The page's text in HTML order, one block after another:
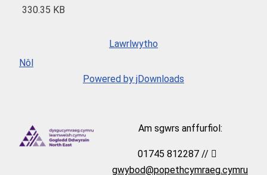
330.35 KB
Lawrlwytho
Nôl
Powered by jDownloads
Am sgwrs anffurfiol:
01745 812287 //
gwybod@popethcymraeg.cymru